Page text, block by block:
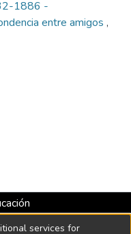
1886 -
entre amigos ,
hasta 2026 -
services for